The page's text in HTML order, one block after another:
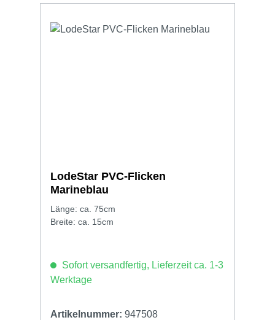
LodeStar PVC-Flicken
Marineblau
Länge: ca. 75cm
Breite: ca. 15cm
Sofort versandfertig, Lieferzeit ca. 1-3
Werktage
Artikelnummer: 947508